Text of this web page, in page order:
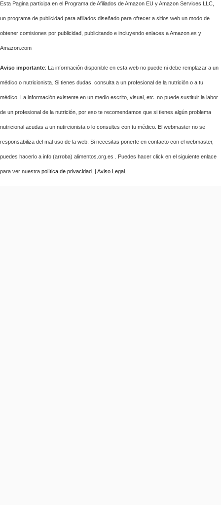
Esta Pagina participa en el Programa de Afiliados de Amazon EU y Amazon Services LLC,
un programa de publicidad para afiliados diseñado para ofrecer a sitios web un modo de
obtener comisiones por publicidad, publicitando e incluyendo enlaces a Amazon.es y
Amazon.com
Aviso importante: La información disponible en esta web no puede ni debe remplazar a un
médico o nutricionista. Si tienes dudas, consulta a un profesional de la nutrición o a tu
médico. La información existente en un medio escrito, visual, etc. no puede sustituir la labor
de un profesional de la nutrición, por eso te recomendamos que si tienes algún problema
nutricional acudas a un nutircionista o lo consultes con tu médico. El webmaster no se
responsabiliza del mal uso de la web. Si necesitas ponerte en contacto con el webmaster,
puedes hacerlo a info (arroba) alimentos.org.es . Puedes hacer click en el siguiente enlace
para ver nuestra política de privacidad . | Aviso Legal